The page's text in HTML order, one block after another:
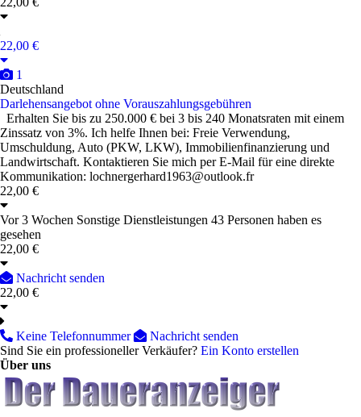
22,00 €
1
Deutschland
Darlehensangebot ohne Vorauszahlungsgebühren
Erhalten Sie bis zu 250.000 € bei 3 bis 240 Monatsraten mit einem
Zinssatz von 3%. Ich helfe Ihnen bei: Freie Verwendung,
Umschuldung, Auto (PKW, LKW), Immobilienfinanzierung und
Landwirtschaft. Kontaktieren Sie mich per E-Mail für eine direkte
Kommunikation: lochnergerhard1963@outlook.fr
22,00 €
Vor 3 Wochen Sonstige Dienstleistungen 43 Personen haben es
gesehen
22,00 €
Nachricht senden
22,00 €
Keine Telefonnummer
Nachricht senden
Sind Sie ein professioneller Verkäufer? Ein Konto erstellen
Über uns